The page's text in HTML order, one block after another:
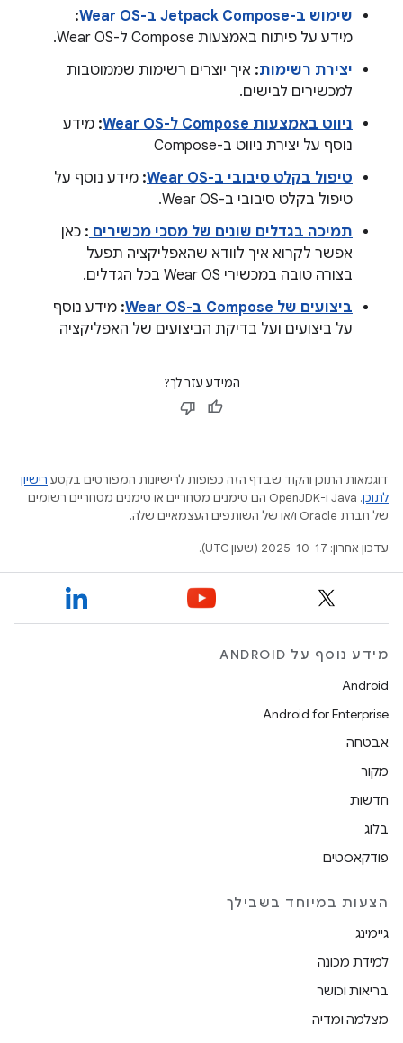
שימוש ב-Jetpack Compose ב-Wear OS
:
מידע על פיתוח באמצעות Compose ל-Wear OS.
יצירת רשימות: איך יוצרים רשימות שממוטבות
למכשירים לבישים.
ניווט באמצעות Compose ל-Wear OS
: מידע
נוסף על יצירת ניווט ב-Compose
טיפול בקלט סיבובי ב-Wear OS
: מידע נוסף על
טיפול בקלט סיבובי ב-Wear OS.
תמיכה בגדלים שונים של מסכי מכשירים : כאן
אפשר לקרוא איך לוודא שהאפליקציה תפעל
בצורה טובה במכשירי Wear OS בכל הגדלים.
ביצועים של Compose ב-Wear OS
: מידע נוסף
על ביצועים ועל בדיקת הביצועים של האפליקציה
המידע עזר לך?
דוגמאות התוכן והקוד שבדף הזה כפופות לרישיונות המפורטים בקטע רישיון
לתוכן
.‏ Java ו-OpenJDK הם סימנים מסחריים או סימנים מסחריים רשומים
של חברת Oracle ו/או של השותפים העצמאיים שלה.
עדכון אחרון: 2025-10-17 (שעון UTC).
מידע נוסף על ANDROID
Android
Android for Enterprise
אבטחה
מקור
חדשות
בלוג
פודקאסטים
הצעות במיוחד בשבילך
גיימינג
למידת מכונה
בריאות וכושר
מצלמה ומדיה